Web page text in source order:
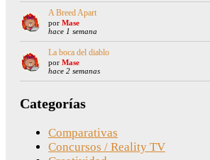
A Breed Apart
por Mase
hace 1 semana
La boca del diablo
por Mase
hace 2 semanas
Categorías
Comparativas
Concursos / Reality TV